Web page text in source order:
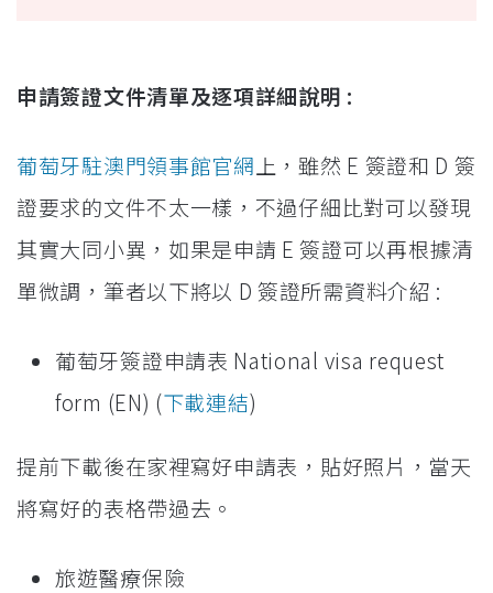
申請簽證文件清單及逐項詳細說明 :
葡萄牙駐澳門領事館官網 上，雖然 E 簽證和 D 簽
證要求的文件不太一樣，不過仔細比對可以發現
其實大同小異，如果是申請 E 簽證可以再根據清
單微調，筆者以下將以 D 簽證所需資料介紹 :
葡萄牙簽證申請表 National visa request
form (EN) (下載連結)
提前下載後在家裡寫好申請表，貼好照片，當天
將寫好的表格帶過去。
旅遊醫療保險